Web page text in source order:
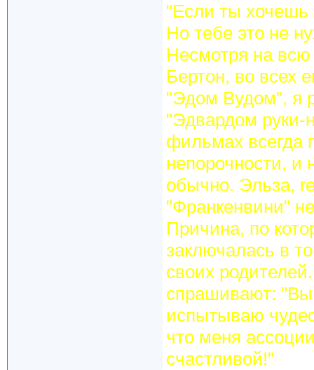
"Если ты хочешь
Но тебе это не
Несмотря на всю
Бертон, во всех
"Эдом Вудом", я
"Эдвардом руки-
фильмах всегда
непорочности, и
обычно. Эльза,
"Франкенвини"
Причина, по
заключалась в
своих
спрашивают: "Вы
испытываю
что меня
счастливой!"